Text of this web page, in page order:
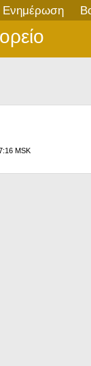
Ενημέρωση
MSK